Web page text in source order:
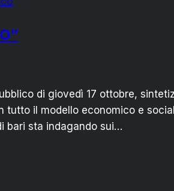
di giovedì 17 ottobre,
tutto il modello economico e
bari sta indagando sui…